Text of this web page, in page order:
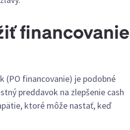
financovanie
(PO financovanie) je podobné
preddavok na zlepšenie cash
ktoré môže nastať, keď